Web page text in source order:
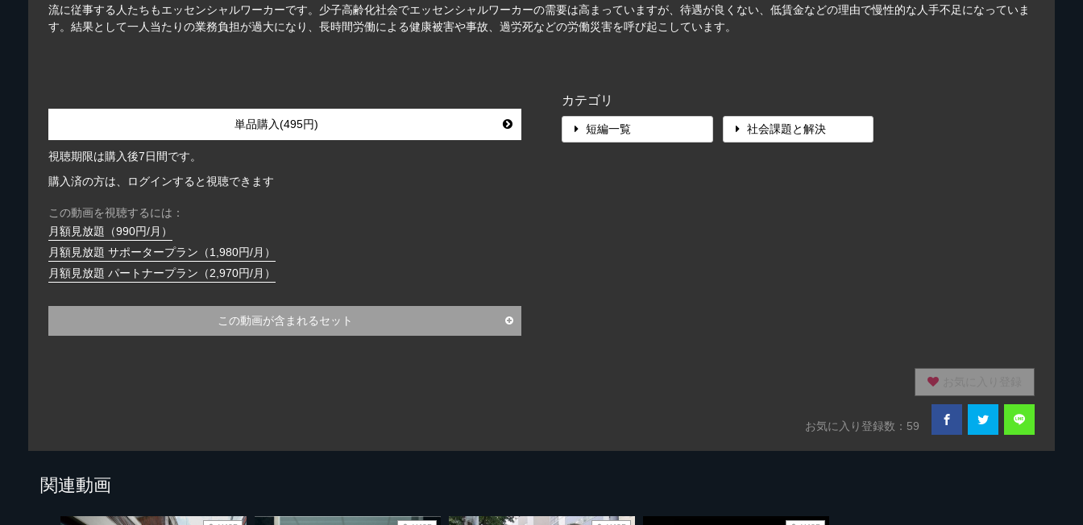
流に従事する人たちもエッセンシャルワーカーです。少子高齢化社会でエッセンシャルワーカーの需要は高まっていますが、待遇が良くない、低賃金などの理由で慢性的な人手不足になっていま
す。結果として一人当たりの業務負担が過大になり、長時間労働による健康被害や事故、過労死などの労働災害を呼び起こしています。
単品購入(495円)
視聴期限は購入後7日間です。
購入済の方は、ログインすると視聴できます
この動画を視聴するには：
月額見放題（990円/月）
月額見放題 サポータープラン（1,980円/月）
月額見放題 パートナープラン（2,970円/月）
この動画が含まれるセット
カテゴリ
短編一覧 社会課題と解決
お気に入り登録数：59
関連動画